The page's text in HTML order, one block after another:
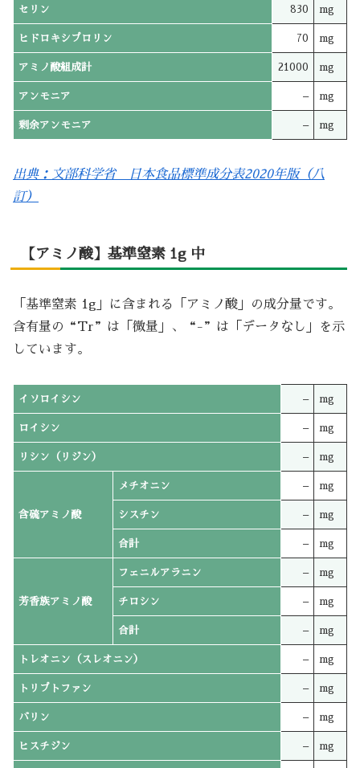
セリン 830 mg
ヒドロキシプロリン 70 mg
アミノ酸組成計 21000 mg
アンモニア – mg
剰余アンモニア – mg
出典：文部科学省 日本食品標準成分表2020年版（八
訂）
【アミノ酸】基準窒素 1g 中
「基準窒素 1g」に含まれる「アミノ酸」の成分量です。
含有量の“Tr”は「微量」、“-”は「データなし」を示
しています。
イソロイシン – mg
ロイシン – mg
リシン（リジン） – mg
含硫アミノ酸
メチオニン – mg
シスチン – mg
合計 – mg
芳香族アミノ酸
フェニルアラニン – mg
チロシン – mg
合計 – mg
トレオニン（スレオニン） – mg
トリプトファン – mg
バリン – mg
ヒスチジン – mg